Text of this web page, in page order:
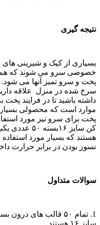
کیک و شیرینی های حاضری
می شوند که هم ظاهر ـنها
تمیز آنها می شود. اگر به
منزل علاقه دارید باید برخی
تا در فرایند پخت به شما
که محصولی بسیار
سرو نیز مورد استفاده
کن سایز ۱۶بسته ۵۰ عددی
بسیار مورد استفاده قرار
در برابر حرارت داخل